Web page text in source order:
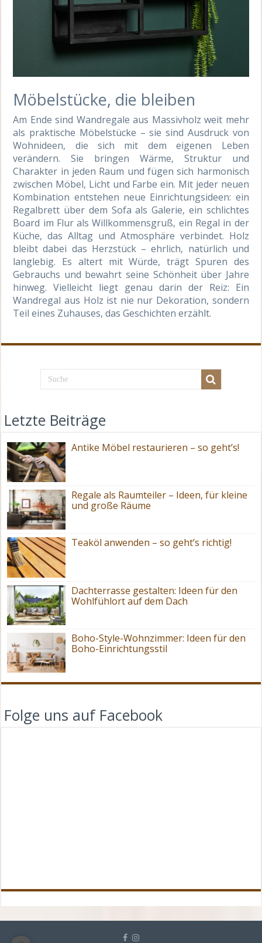
Möbelstücke, die bleiben
Am Ende sind Wandregale aus Massivholz weit mehr
als praktische Möbelstücke – sie sind Ausdruck von
Wohnideen, die sich mit dem eigenen Leben
verändern. Sie bringen Wärme, Struktur und
Charakter in jeden Raum und fügen sich harmonisch
zwischen Möbel, Licht und Farbe ein. Mit jeder neuen
Kombination entstehen neue Einrichtungsideen: ein
Regalbrett über dem Sofa als Galerie, ein schlichtes
Board im Flur als Willkommensgruß, ein Regal in der
Küche, das Alltag und Atmosphäre verbindet. Holz
bleibt dabei das Herzstück – ehrlich, natürlich und
langlebig. Es altert mit Würde, trägt Spuren des
Gebrauchs und bewahrt seine Schönheit über Jahre
hinweg. Vielleicht liegt genau darin der Reiz: Ein
Wandregal aus Holz ist nie nur Dekoration, sondern
Teil eines Zuhauses, das Geschichten erzählt.
Letzte Beiträge
Antike Möbel restaurieren – so geht’s!
Regale als Raumteiler – Ideen, für kleine
und große Räume
Teaköl anwenden – so geht’s richtig!
Dachterrasse gestalten: Ideen für den
Wohlfühlort auf dem Dach
Boho-Style-Wohnzimmer: Ideen für den
Boho-Einrichtungsstil
Folge uns auf Facebook